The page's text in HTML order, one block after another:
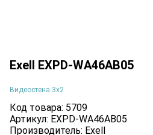
Exell EXPD-WA46AB05
Видеостена 3х2
Код товара: 5709
Артикул: EXPD-WA46AB05
Производитель: Exell